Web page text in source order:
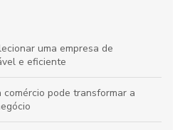
uma empresa de
e eficiente
pode transformar a